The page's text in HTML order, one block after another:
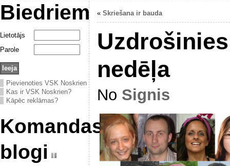
Biedriem
Lietotājs
Parole
Pievienoties VSK Noskrien
Kas ir VSK Noskrien?
Kāpēc reklāmas?
Komandas
blogi
« Skriešana ir bauda
nedēļa
No Signis